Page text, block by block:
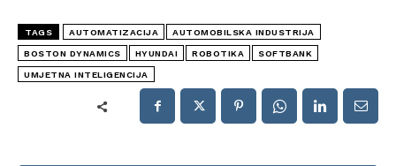
TAGS AUTOMATIZACIJA AUTOMOBILSKA INDUSTRIJA
BOSTON DYNAMICS HYUNDAI ROBOTIKA SOFTBANK
UMJETNA INTELIGENCIJA